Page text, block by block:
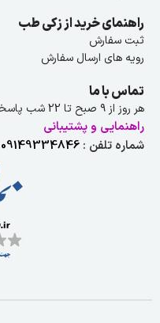
راهنمای خرید از زکی طب
ثبت سفارش
رویه های ارسال سفارش
تماس با ما
هر روز از ۹ صبح تا 22 شب پاسخگو شما هستیم.
راهنمایی و پشتیبانی
شماره تلفن : 09149334846